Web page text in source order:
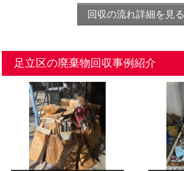
回収の流れ詳細を見る
足立区の廃棄物回収事例紹介